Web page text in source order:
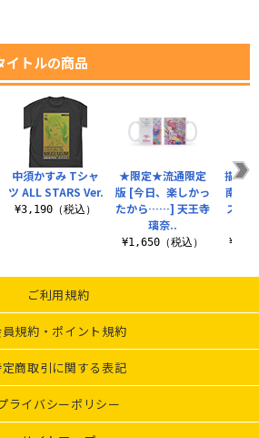
イトルの商品
中須かすみ Tシャ
ツ ALL STARS Ver.
¥3,190（税込）
★限定★流通限定
版 [今日、楽しかっ
たから……] 天王寺
璃奈..
¥1,650（税込）
描き
南 パ
スカ
ご利用規約
規約・ポイント規約
商取引に関する表記
ライバシーポリシー